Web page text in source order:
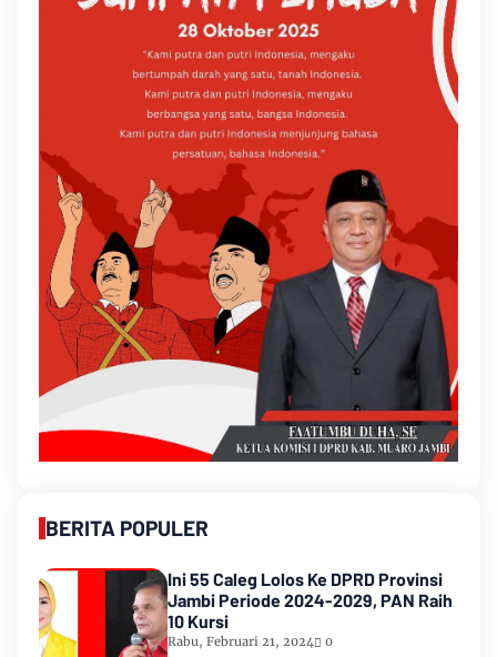
BERITA POPULER
Ini 55 Caleg Lolos Ke DPRD Provinsi
Jambi Periode 2024-2029, PAN Raih
10 Kursi
Rabu, Februari 21, 2024 0